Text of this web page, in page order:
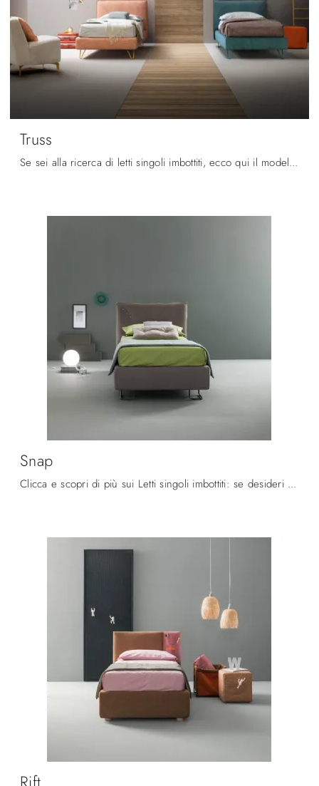
Truss
Se sei alla ricerca di letti singoli imbottiti, ecco qui il modello Truss in tessuto per impreziosire la camera dei più piccoli.
Snap
Clicca e scopri di più sui Letti singoli imbottiti: se desideri modelli moderni, il modello Snap Bside fa al caso tuo.